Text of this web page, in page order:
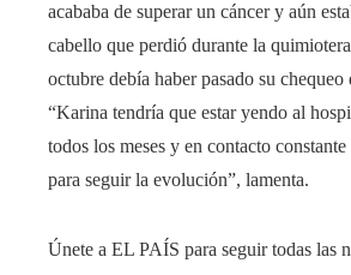
acababa de superar un cáncer y aún
cabello que perdió durante la
octubre debía haber pasado su chequeo
“Karina tendría que estar yendo al
todos los meses y en contacto
para seguir la evolución”, lamenta.
Únete a EL PAÍS para seguir todas las